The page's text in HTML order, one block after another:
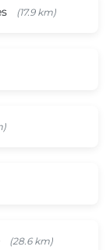
(17.9 km)
(28.6 km)